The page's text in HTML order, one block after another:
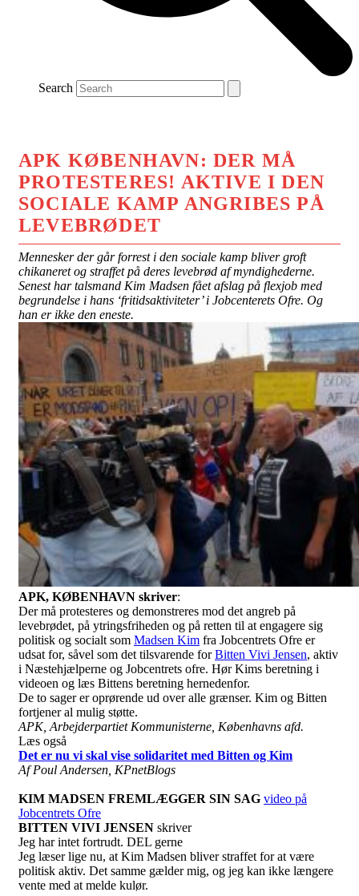
Search
APK KØBENHAVN: DER MÅ
PROTESTERES! AKTIVE I DEN
SOCIALE KAMP ANGRIBES PÅ
LEVEBRØDET
Mennesker der går forrest i den sociale kamp bliver groft
chikaneret og straffet på deres levebrød af myndighederne.
Senest har talsmand Kim Madsen fået afslag på flexjob med
begrundelse i hans ‘fritidsaktiviteter’ i Jobcenterets Ofre. Og
han er ikke den eneste.
APK, KØBENHAVN skriver:
Der må protesteres og demonstreres mod det angreb på
levebrødet, på ytringsfriheden og på retten til at engagere sig
politisk og socialt som Madsen Kim fra Jobcentrets Ofre er
udsat for, såvel som det tilsvarende forBitten Vivi Jensen, aktiv
i Næstehjælperne og Jobcentrets ofre. Hør Kims beretning i
videoen og læs Bittens beretning hernedenfor.
De to sager er oprørende ud over alle grænser. Kim og Bitten
fortjener al mulig støtte.
APK, Arbejderpartiet Kommunisterne, Københavns afd.
Læs også
Det er nu vi skal vise solidaritet med Bitten og Kim
Af Poul Andersen, KPnetBlogs
KIM MADSEN FREMLÆGGER SIN SAG video på
Jobcentrets Ofre
BITTEN VIVI JENSEN skriver
Jeg har intet fortrudt. DEL gerne
Jeg læser lige nu, at Kim Madsen bliver straffet for at være
politisk aktiv. Det samme gælder mig, og jeg kan ikke længere
vente med at melde kulør.